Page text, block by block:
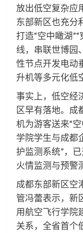
放出低空复杂应
东部新区也充分
打造“空中瞰湖
线，串联世博园
性节点开发电动
升机等多元化低
事实上，低空经
区早有落地。成
机为游客送来“
学院学生与成都
护监测系统”，
火情监测与预警
成都东部新区空
管冯蕾表示，新
用航空飞行学院
关系，全省首个